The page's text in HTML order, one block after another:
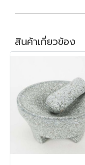
สินค้าเกี่ยวข้อง